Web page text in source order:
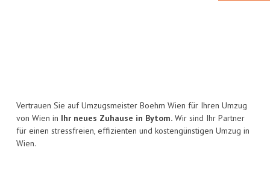
Vertrauen Sie auf Umzugsmeister Boehm Wien für Ihren Umzug
von Wien in Ihr neues Zuhause in Bytom. Wir sind Ihr Partner
für einen stressfreien, effizienten und kostengünstigen Umzug in
Wien.